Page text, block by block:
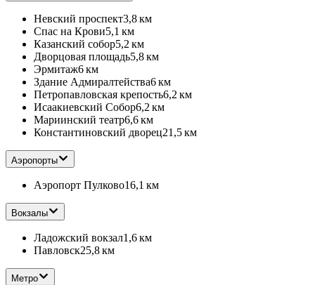
Невский проспект3,8 км
Спас на Крови5,1 км
Казанский собор5,2 км
Дворцовая площадь5,8 км
Эрмитаж6 км
Здание Адмиралтейства6 км
Петропавловская крепость6,2 км
Исаакиевский Собор6,2 км
Мариинский театр6,6 км
Константиновский дворец21,5 км
Аэропорты
Аэропорт Пулково16,1 км
Вокзалы
Ладожский вокзал1,6 км
Павловск25,8 км
Метро